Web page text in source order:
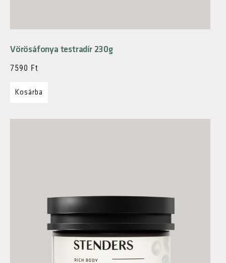
Vörösáfonya testradír 230g
7590 Ft
Kosárba